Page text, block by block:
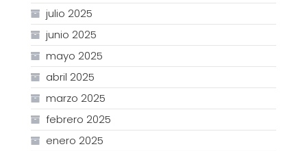
julio 2025
junio 2025
mayo 2025
abril 2025
marzo 2025
febrero 2025
enero 2025